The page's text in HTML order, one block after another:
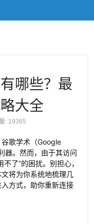
哪些？最
大全
: 19365
歌学术（Google
器。然而，由于其访问
了”的困扰。别担心，
将为你系统地梳理几
方式，助你重新连接